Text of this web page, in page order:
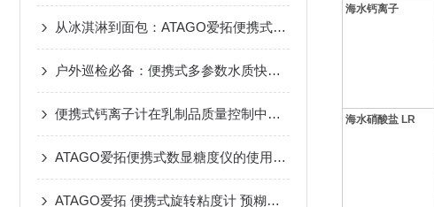
从冰淇淋到面包：ATAGO爱拓便携式旋转粘度计VISCO™如何把关CMC质构？
户外巡检必备：便携式多参数水质快速测定解决方案
便携式钙离子计在乳制品质量控制中的应用探索
ATAGO爱拓便携式数显糖度仪的使用方法
ATAGO爱拓 便携式旋转粘度计 预糊化淀粉粘合剂
海水钙离子
海水硝酸盐 LR